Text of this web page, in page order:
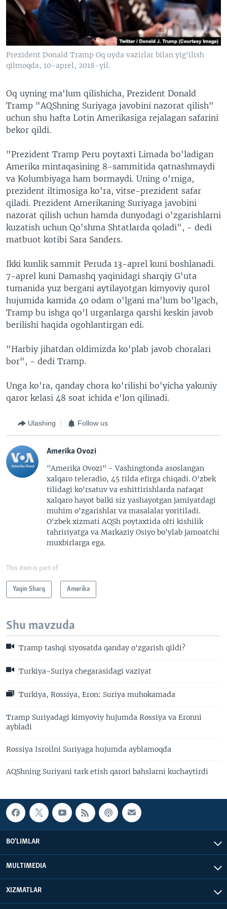
VIDEO
XABARLAR SURATLARDA
ODNOKLASSNIKI
TELEGRAM
TWITTER
SOUNDCLOUD
VOA
Prezident Donald Tramp Oq uyda vazirlar bilan yig'ilish
qilmoqda, 10-aprel, 2018-yil.
Oq uyning ma'lum qilishicha, Prezident Donald
Tramp "AQShning Suriyaga javobini nazorat qilish"
uchun shu hafta Lotin Amerikasiga rejalagan safarini
bekor qildi.
"Prezident Tramp Peru poytaxti Limada bo'ladigan
Amerika mintaqasining 8-sammitida qatnashmaydi
va Kolumbiyaga ham bormaydi. Uning o'rniga,
prezident iltimosiga ko'ra, vitse-prezident safar
qiladi. Prezident Amerikaning Suriyaga javobini
nazorat qilish uchun hamda dunyodagi o'zgarishlarni
kuzatish uchun Qo'shma Shtatlarda qoladi", - dedi
matbuot kotibi Sara Sanders.
Ikki kunlik sammit Peruda 13-aprel kuni boshlanadi.
7-aprel kuni Damashq yaqinidagi sharqiy G'uta
tumanida yuz bergani aytilayotgan kimyoviy qurol
hujumida kamida 40 odam o'lgani ma'lum bo'lgach,
Tramp bu ishga qo'l urganlarga qarshi keskin javob
berilishi haqida ogohlantirgan edi.
"Harbiy jihatdan oldimizda ko'plab javob choralari
bor", - dedi Tramp.
Unga ko'ra, qanday chora ko'rilishi bo'yicha yakuniy
qaror kelasi 48 soat ichida e'lon qilinadi.
Ulashing Follow us
Amerika Ovozi
"Amerika Ovozi" - Vashingtonda asoslangan
xalqaro teleradio, 45 tilda efirga chiqadi. O'zbek
tilidagi ko'rsatuv va eshittirishlarda nafaqat
xalqaro hayot balki siz yashayotgan jamiyatdagi
muhim o'zgarishlar va masalalar yoritiladi.
O'zbek xizmati AQSh poytaxtida olti kishilik
tahririyatga va Markaziy Osiyo bo'ylab jamoatchi
muxbirlarga ega.
This item is part of
Yaqin Sharq Amerika
Shu mavzuda
Tramp tashqi siyosatda qanday o'zgarish qildi?
Turkiya-Suriya chegarasidagi vaziyat
Turkiya, Rossiya, Eron: Suriya muhokamada
Tramp Suriyadagi kimyoviy hujumda Rossiya va Eronni
aybladi
Rossiya Isroilni Suriyaga hujumda ayblamoqda
AQShning Suriyani tark etish qarori bahslarni kuchaytirdi
BO'LIMLAR
MULTIMEDIA
XIZMATLAR